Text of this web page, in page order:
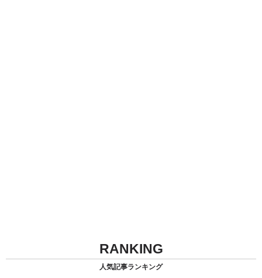
RANKING
人気記事ランキング